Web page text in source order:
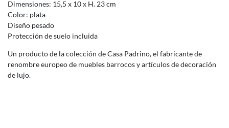
Dimensiones: 15,5 x 10 x H. 23 cm
Color: plata
Diseño pesado
Protección de suelo incluida
Un producto de la colección de Casa Padrino, el fabricante de
renombre europeo de muebles barrocos y artículos de decoración
de lujo.